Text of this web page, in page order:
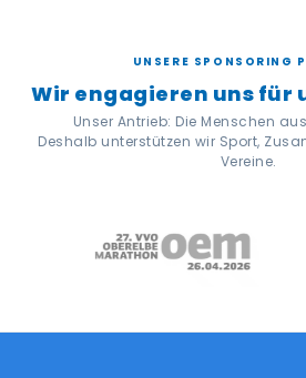
UNSERE SPONSORING
Wir engagieren uns für
Unser Antrieb: Die Menschen
Deshalb unterstützen wir Sport,
Vereine.